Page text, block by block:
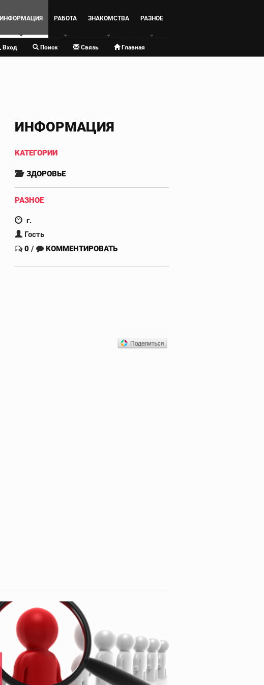
ИНФОРМАЦИЯ РАБОТА ЗНАКОМСТВА РАЗНОЕ
Вход Поиск Связь Главная
ИНФОРМАЦИЯ
КАТЕГОРИИ
ЗДОРОВЬЕ
РАЗНОЕ
г.
Гость
0 / КОММЕНТИРОВАТЬ